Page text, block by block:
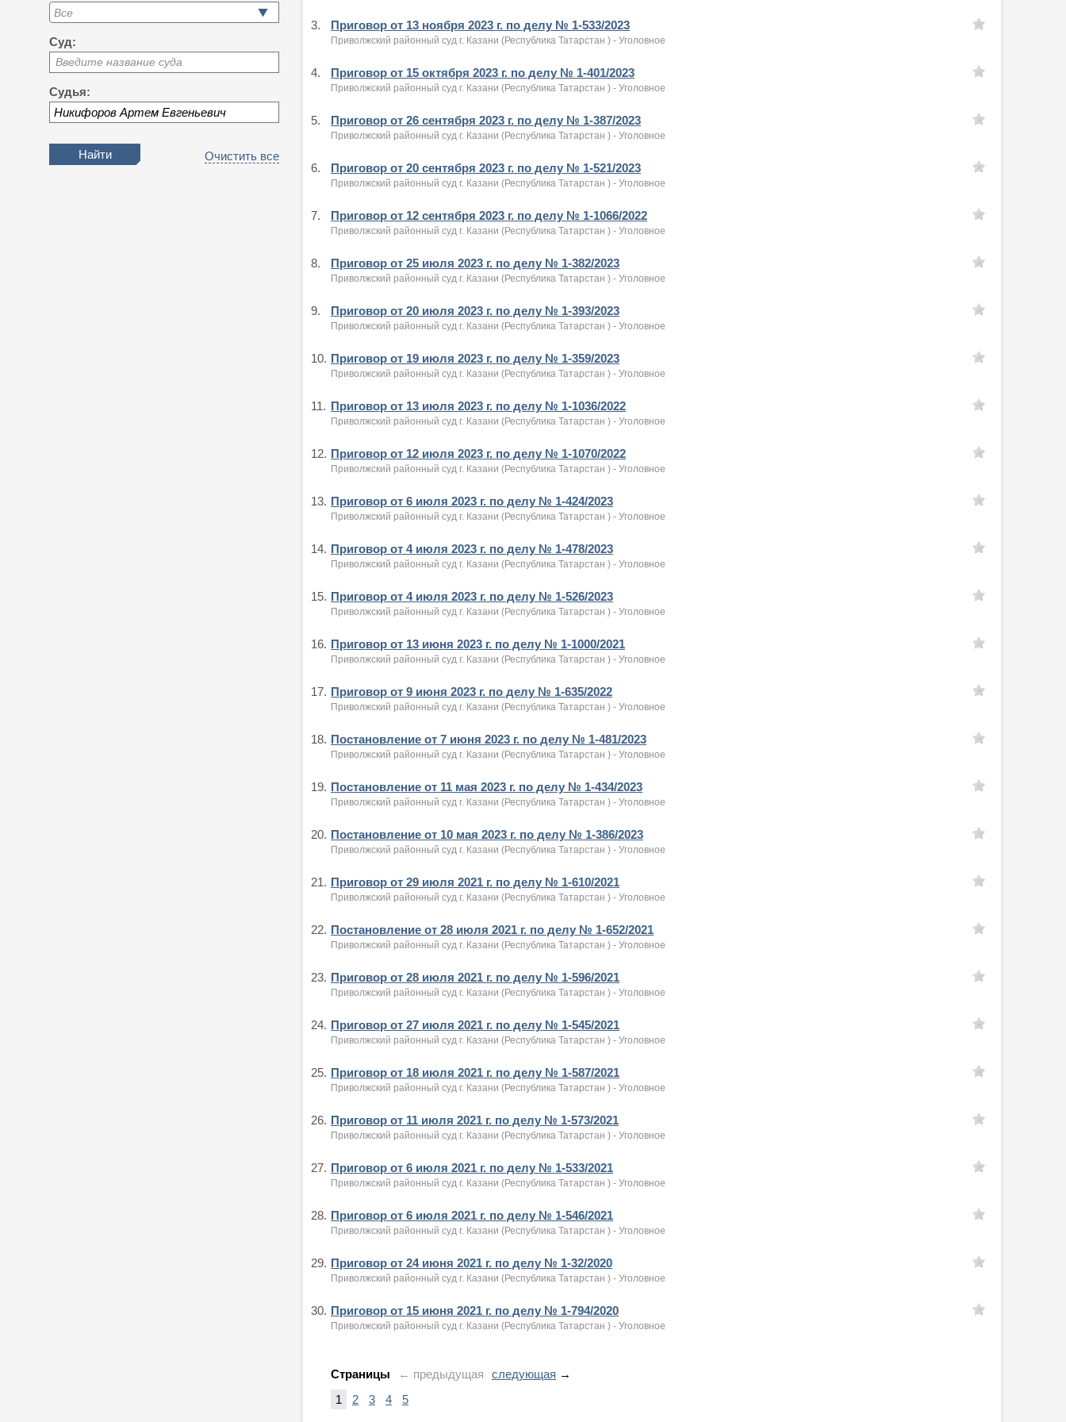
Суд:
Введите название суда
Судья:
Очистить все
3. Приговор от 13 ноября 2023 г. по делу № 1-533/2023
Приволжский районный суд г. Казани (Республика Татарстан ) - Уголовное
4. Приговор от 15 октября 2023 г. по делу № 1-401/2023
Приволжский районный суд г. Казани (Республика Татарстан ) - Уголовное
5. Приговор от 26 сентября 2023 г. по делу № 1-387/2023
Приволжский районный суд г. Казани (Республика Татарстан ) - Уголовное
6. Приговор от 20 сентября 2023 г. по делу № 1-521/2023
Приволжский районный суд г. Казани (Республика Татарстан ) - Уголовное
7. Приговор от 12 сентября 2023 г. по делу № 1-1066/2022
Приволжский районный суд г. Казани (Республика Татарстан ) - Уголовное
8. Приговор от 25 июля 2023 г. по делу № 1-382/2023
Приволжский районный суд г. Казани (Республика Татарстан ) - Уголовное
9. Приговор от 20 июля 2023 г. по делу № 1-393/2023
Приволжский районный суд г. Казани (Республика Татарстан ) - Уголовное
10. Приговор от 19 июля 2023 г. по делу № 1-359/2023
Приволжский районный суд г. Казани (Республика Татарстан ) - Уголовное
11. Приговор от 13 июля 2023 г. по делу № 1-1036/2022
Приволжский районный суд г. Казани (Республика Татарстан ) - Уголовное
12. Приговор от 12 июля 2023 г. по делу № 1-1070/2022
Приволжский районный суд г. Казани (Республика Татарстан ) - Уголовное
13. Приговор от 6 июля 2023 г. по делу № 1-424/2023
Приволжский районный суд г. Казани (Республика Татарстан ) - Уголовное
14. Приговор от 4 июля 2023 г. по делу № 1-478/2023
Приволжский районный суд г. Казани (Республика Татарстан ) - Уголовное
15. Приговор от 4 июля 2023 г. по делу № 1-526/2023
Приволжский районный суд г. Казани (Республика Татарстан ) - Уголовное
16. Приговор от 13 июня 2023 г. по делу № 1-1000/2021
Приволжский районный суд г. Казани (Республика Татарстан ) - Уголовное
17. Приговор от 9 июня 2023 г. по делу № 1-635/2022
Приволжский районный суд г. Казани (Республика Татарстан ) - Уголовное
18. Постановление от 7 июня 2023 г. по делу № 1-481/2023
Приволжский районный суд г. Казани (Республика Татарстан ) - Уголовное
19. Постановление от 11 мая 2023 г. по делу № 1-434/2023
Приволжский районный суд г. Казани (Республика Татарстан ) - Уголовное
20. Постановление от 10 мая 2023 г. по делу № 1-386/2023
Приволжский районный суд г. Казани (Республика Татарстан ) - Уголовное
21. Приговор от 29 июля 2021 г. по делу № 1-610/2021
Приволжский районный суд г. Казани (Республика Татарстан ) - Уголовное
22. Постановление от 28 июля 2021 г. по делу № 1-652/2021
Приволжский районный суд г. Казани (Республика Татарстан ) - Уголовное
23. Приговор от 28 июля 2021 г. по делу № 1-596/2021
Приволжский районный суд г. Казани (Республика Татарстан ) - Уголовное
24. Приговор от 27 июля 2021 г. по делу № 1-545/2021
Приволжский районный суд г. Казани (Республика Татарстан ) - Уголовное
25. Приговор от 18 июля 2021 г. по делу № 1-587/2021
Приволжский районный суд г. Казани (Республика Татарстан ) - Уголовное
26. Приговор от 11 июля 2021 г. по делу № 1-573/2021
Приволжский районный суд г. Казани (Республика Татарстан ) - Уголовное
27. Приговор от 6 июля 2021 г. по делу № 1-533/2021
Приволжский районный суд г. Казани (Республика Татарстан ) - Уголовное
28. Приговор от 6 июля 2021 г. по делу № 1-546/2021
Приволжский районный суд г. Казани (Республика Татарстан ) - Уголовное
29. Приговор от 24 июня 2021 г. по делу № 1-32/2020
Приволжский районный суд г. Казани (Республика Татарстан ) - Уголовное
30. Приговор от 15 июня 2021 г. по делу № 1-794/2020
Приволжский районный суд г. Казани (Республика Татарстан ) - Уголовное
Страницы ← предыдущая следующая →
1
2 3 4 5